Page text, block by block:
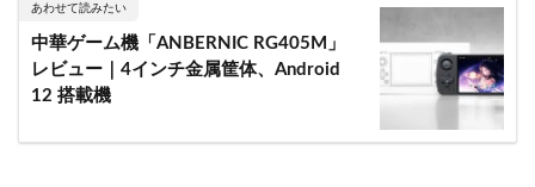
あわせて読みたい
中華ゲーム機「ANBERNIC RG405M」
レビュー｜4インチ金属筐体、Android
12 搭載機